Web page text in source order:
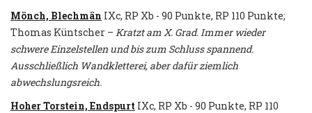
Mönch, Blechmän IXc, RP Xb - 90 Punkte, RP 110 Punkte;
Thomas Küntscher – Kratzt am X. Grad. Immer wieder
schwere Einzelstellen und bis zum Schluss spannend.
Ausschließlich Wandkletterei, aber dafür ziemlich
abwechslungsreich.
Hoher Torstein, Endspurt IXc, RP Xb - 90 Punkte, RP 110